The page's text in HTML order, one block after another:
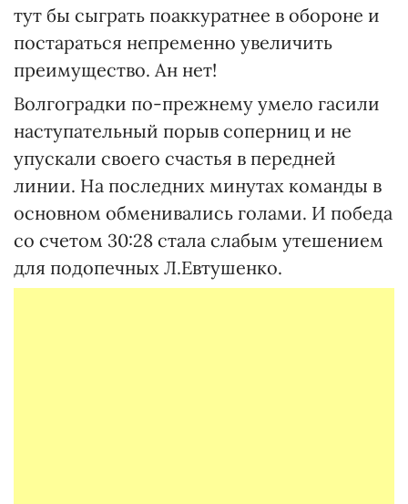
тут бы сыграть поаккуратнее в обороне и
постараться непременно увеличить
преимущество. Ан нет!
Волгоградки по-прежнему умело гасили
наступательный порыв соперниц и не
упускали своего счастья в передней
линии. На последних минутах команды в
основном обменивались голами. И победа
со счетом 30:28 стала слабым утешением
для подопечных Л.Евтушенко.